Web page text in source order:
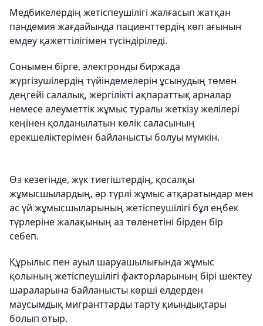
Медбикелердің жетіспеушілігі жалғасып жатқан
пандемия жағдайында пациенттердің көп ағынын
емдеу қажеттілігімен түсіндіріледі.
Сонымен бірге, электронды биржада
жүргізушілердің түйіндемелерін ұсынудың төмен
деңгейі салалық, жергілікті ақпараттық арналар
немесе әлеуметтік жұмыс туралы жеткізу желілері
кеңінен қолданылатын көлік саласының
ерекшеліктерімен байланысты болуы мүмкін.
Өз кезегінде, жүк тиегіштердің, қосалқы
жұмысшылардың, әр түрлі жұмыс атқаратындар мен
ас үй жұмысшыларының жетіспеушілігі бұл еңбек
түрлеріне жалақының аз төленетіні бірден бір
себеп.
Құрылыс пен ауыл шаруашылығында жұмыс
қолының жетіспеушілігі факторларының бірі шектеу
шараларына байланысты көрші елдерден
маусымдық мигранттарды тарту қиындықтары
болып отыр.